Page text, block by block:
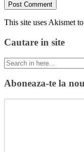
This site uses Akismet
Cautare in site
Search
for:
Aboneaza-te la